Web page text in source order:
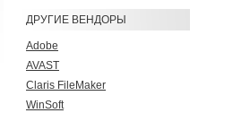
ДРУГИЕ ВЕНДОРЫ
Adobe
AVAST
Claris FileMaker
WinSoft